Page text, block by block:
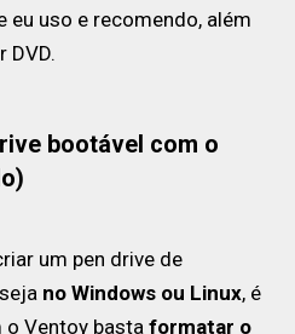
eu uso e recomendo, além
DVD.
bootável com o
um pen drive de
no Windows ou Linux, é
o Ventoy bastaformatar o